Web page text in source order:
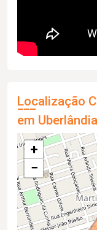
Localização
em Uberlândia
+
−